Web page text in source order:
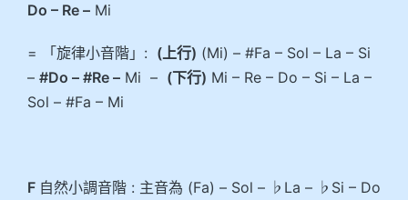
Do – Re – Mi
= 「旋律小音階」: (上行) (Mi) – #Fa – Sol – La – Si
– #Do – #Re – Mi – (下行) Mi – Re – Do – Si – La –
Sol – #Fa – Mi
F 自然小調音階 : 主音為 (Fa) – Sol – ♭La – ♭Si – Do